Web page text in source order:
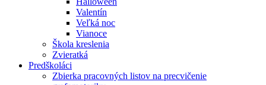
Valentín
Veľká noc
Vianoce
Škola kreslenia
Zvieratká
Predškoláci
Zbierka pracovných listov na precvičenie